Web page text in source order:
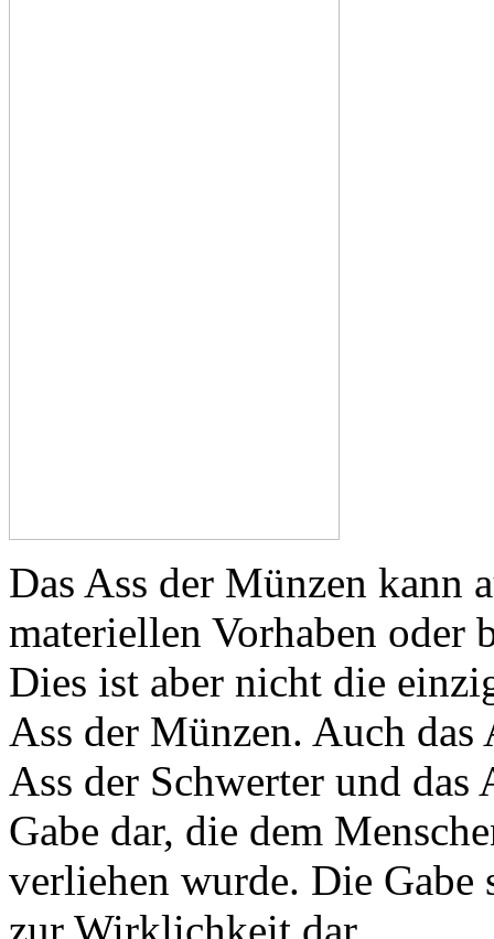
Das Ass der Münzen
materiellen Vorhaben oder
Dies ist aber nicht die
Ass der Münzen. Auch
Ass der Schwerter und
Gabe dar, die dem
verliehen wurde. Die
zur Wirklichkeit dar.